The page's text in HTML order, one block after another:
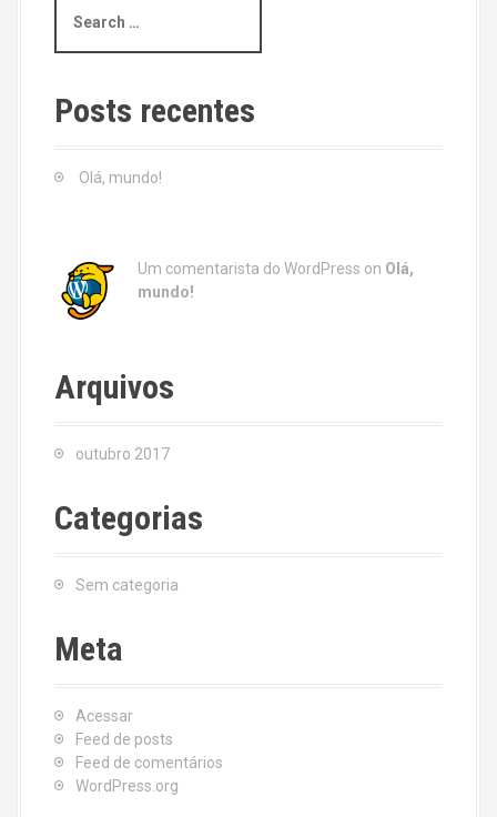
a
c
h
Posts recentes
Olá, mundo!
Um comentarista do WordPress on Olá,
mundo!
Arquivos
outubro 2017
Categorias
Sem categoria
Meta
Acessar
Feed de posts
Feed de comentários
WordPress.org